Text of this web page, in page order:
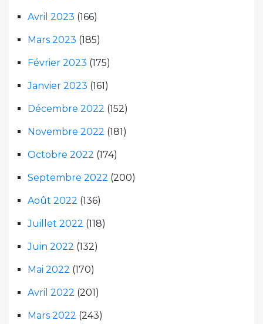
Avril 2023 (166)
Mars 2023 (185)
Février 2023 (175)
Janvier 2023 (161)
Décembre 2022 (152)
Novembre 2022 (181)
Octobre 2022 (174)
Septembre 2022 (200)
Août 2022 (136)
Juillet 2022 (118)
Juin 2022 (132)
Mai 2022 (170)
Avril 2022 (201)
Mars 2022 (243)